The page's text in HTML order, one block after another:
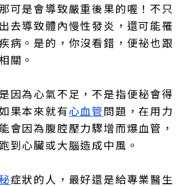
可是會導致嚴重後果的喔！不只
去導致體內慢性發炎，還可能罹
病。是的，你沒看錯，便祕也跟
關。
是因為心氣不足，不是指便秘會得
果本來就有心血管問題，在用力
會因為腹腔壓力驟增而爆血管，
到心臟或大腦造成中風。
症狀的人，最好還是給專業醫生